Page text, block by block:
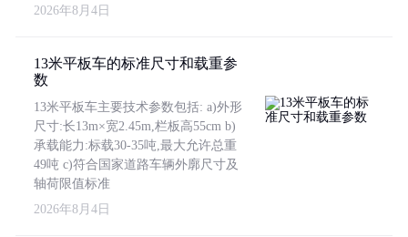
2026年8月4日
13米平板车的标准尺寸和载重参
数
13米平板车主要技术参数包括: a)外形
尺寸:长13m×宽2.45m,栏板高55cm b)
承载能力:标载30-35吨,最大允许总重
49吨 c)符合国家道路车辆外廓尺寸及
轴荷限值标准
2026年8月4日